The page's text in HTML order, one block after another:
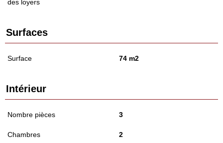
des loyers
Surfaces
Surface 74 m2
Intérieur
Nombre pièces 3
Chambres 2